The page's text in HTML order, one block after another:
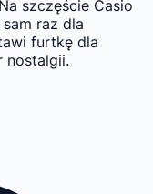
szczęście Casio
raz dla
furtkę dla
nostalgii.